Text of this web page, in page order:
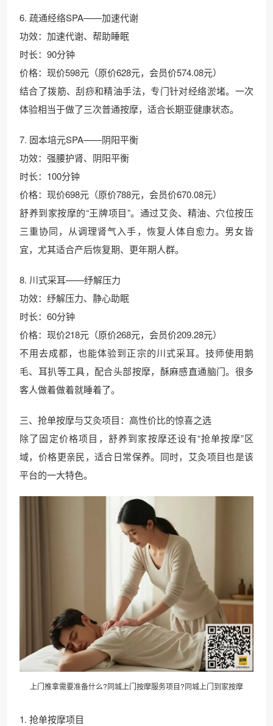
6. 疏通经络SPA——加速代谢
功效：加速代谢、帮助睡眠
时长：90分钟
价格：现价598元（原价628元，会员价574.08元）
结合了拨筋、刮痧和精油手法，专门针对经络淤堵。一次
体验相当于做了三次普通按摩，适合长期亚健康状态。
7. 固本培元SPA——阴阳平衡
功效：强腰护肾、阴阳平衡
时长：100分钟
价格：现价698元（原价788元，会员价670.08元）
舒养到家按摩的“王牌项目”。通过艾灸、精油、穴位按压
三重协同，从调理肾气入手，恢复人体自愈力。男女皆
宜，尤其适合产后恢复期、更年期人群。
8. 川式采耳——纾解压力
功效：纾解压力、静心助眠
时长：60分钟
价格：现价218元（原价268元，会员价209.28元）
不用去成都，也能体验到正宗的川式采耳。技师使用鹅
毛、耳扒等工具，配合头部按摩，酥麻感直通脑门。很多
客人做着做着就睡着了。
三、抢单按摩与艾灸项目：高性价比的惊喜之选
除了固定价格项目，舒养到家按摩还设有“抢单按摩”区
域，价格更亲民，适合日常保养。同时，艾灸项目也是该
平台的一大特色。
上门推拿需要准备什么?同城上门按摩服务项目?同城上门到家按摩
1. 抢单按摩项目